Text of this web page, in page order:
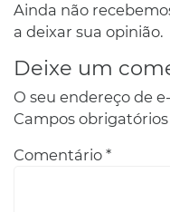
Ainda não
a deixar sua opinião.
Deixe um
O seu endereço de
Campos
Comentário *